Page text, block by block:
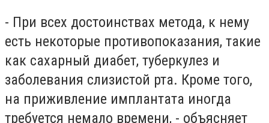
- При всех достоинствах метода, к нему
есть некоторые противопоказания, такие
как сахарный диабет, туберкулез и
заболевания слизистой рта. Кроме того,
на приживление имплантата иногда
требуется немало времени, - объясняет